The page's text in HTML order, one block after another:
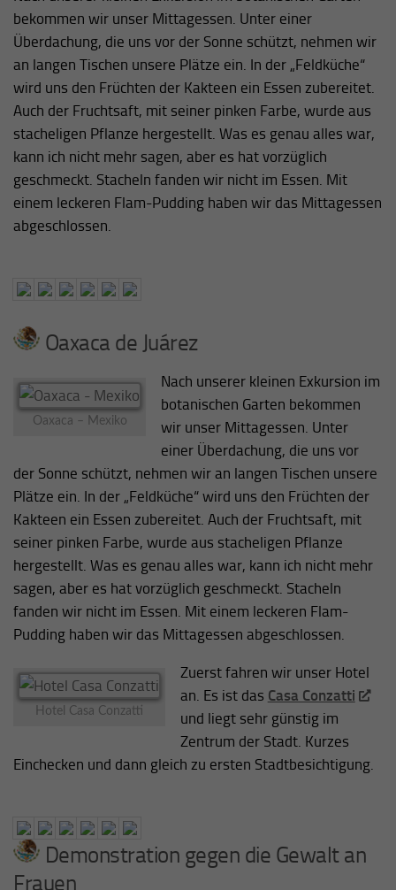
bekommen wir unser Mittagessen. Unter einer
Überdachung, die uns vor der Sonne schützt, nehmen wir
an langen Tischen unsere Plätze ein. In der „Feldküche“
wird uns den Früchten der Kakteen ein Essen zubereitet.
Auch der Fruchtsaft, mit seiner pinken Farbe, wurde aus
stacheligen Pflanze hergestellt. Was es genau alles war,
kann ich nicht mehr sagen, aber es hat vorzüglich
geschmeckt. Stacheln fanden wir nicht im Essen. Mit
einem leckeren Flam-Pudding haben wir das Mittagessen
abgeschlossen.
Oaxaca de Juárez
Oaxaca – Mexiko
Nach unserer kleinen Exkursion im
botanischen Garten bekommen
wir unser Mittagessen. Unter
einer Überdachung, die uns vor
der Sonne schützt, nehmen wir an langen Tischen unsere
Plätze ein. In der „Feldküche“ wird uns den Früchten der
Kakteen ein Essen zubereitet. Auch der Fruchtsaft, mit
seiner pinken Farbe, wurde aus stacheligen Pflanze
hergestellt. Was es genau alles war, kann ich nicht mehr
sagen, aber es hat vorzüglich geschmeckt. Stacheln
fanden wir nicht im Essen. Mit einem leckeren Flam-
Pudding haben wir das Mittagessen abgeschlossen.
Hotel Casa Conzatti
Zuerst fahren wir unser Hotel
an. Es ist das Casa Conzatti
und liegt sehr günstig im
Zentrum der Stadt. Kurzes
Einchecken und dann gleich zu ersten Stadtbesichtigung.
Demonstration gegen die Gewalt an
Frauen